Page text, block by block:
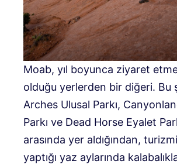
Moab, yıl boyunca ziyaret
olduğu yerlerden bir diğeri. Bu
Arches Ulusal Parkı,
Parkı ve Dead Horse Eyalet
arasında yer aldığından,
yaptığı yaz aylarında